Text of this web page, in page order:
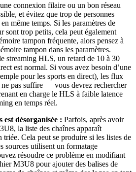
connexion filaire ou un bon réseau
et évitez que trop de personnes
même temps. Si les paramètres de
sont trop petits, cela peut également
tampon fréquente, alors pensez à
tampon dans les paramètres.
streaming HLS, un retard de 10 à 30
est normal. Si vous avez besoin d’une
pour les sports en direct), les flux
pas suffire — vous devrez rechercher
en charge le HLS à faible latence
en temps réel.
est désorganisée : Parfois, après avoir
la liste des chaînes apparaît
triée. Cela peut se produire si les listes de
sources utilisent un formatage
résoudre ce problème en modifiant
M3U8 pour ajouter des balises de